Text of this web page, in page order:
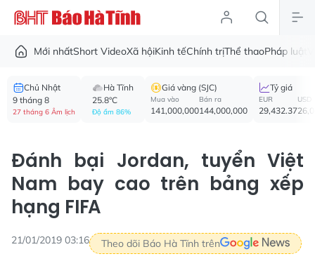
Mới nhấtShort VideoXã hộiKinh tếChính trịThể thaoPháp luật
Chủ Nhật
9 tháng 8
27 tháng 6 Âm lịch
Hà Tĩnh
25.8°C
Độ ẩm 86%
Giá vàng (SJC)
Mua vào
141,000,000
Bán ra
144,000,000
Tỷ giá
EUR
29,432.37
USD
Đánh bại Jordan, tuyển Việt
Nam bay cao trên bảng xếp
hạng FIFA
21/01/2019 03:16 Theo dõi Báo Hà Tĩnh trên